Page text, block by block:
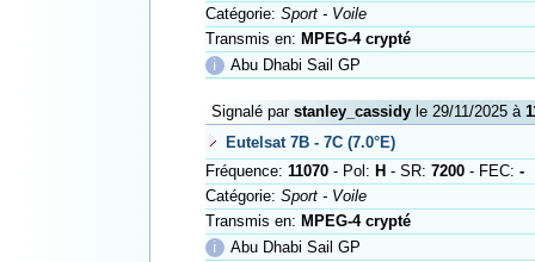
Catégorie: Sport - Voile
Transmis en: MPEG-4 crypté
ℹ
Abu Dhabi Sail GP
Signalé par stanley_cassidyle 29/11/2025 à
Eutelsat 7B - 7C (7.0°E)
Fréquence: 11070- Pol: H - SR: 7200- FEC: -
Catégorie: Sport - Voile
Transmis en: MPEG-4 crypté
ℹ
Abu Dhabi Sail GP